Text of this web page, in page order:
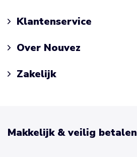
Klantenservice
Over Nouvez
Zakelijk
Makkelijk & veilig betalen